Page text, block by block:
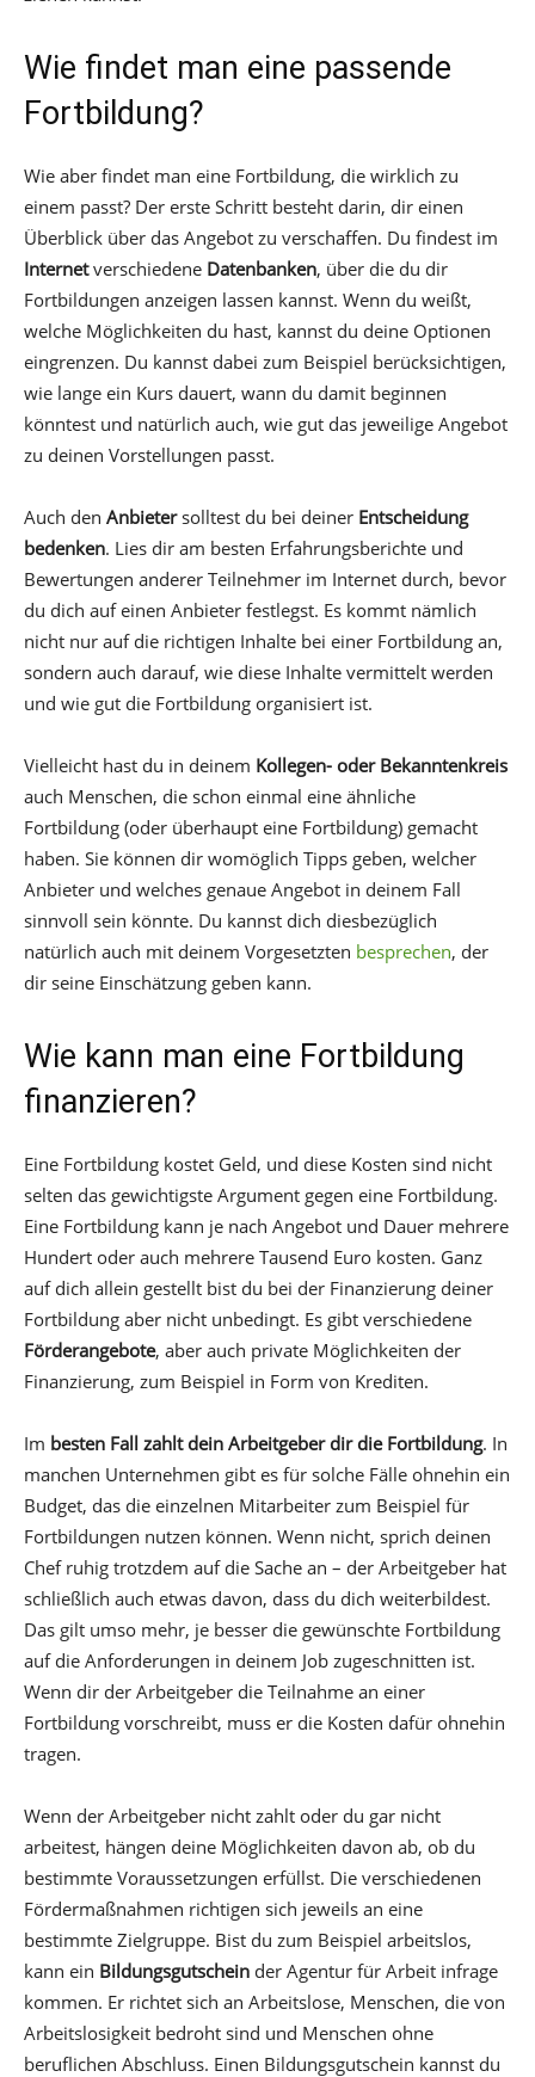
Wie findet man eine passende
Fortbildung?
Wie aber findet man eine Fortbildung, die wirklich zu
einem passt? Der erste Schritt besteht darin, dir einen
Überblick über das Angebot zu verschaffen. Du findest im
Internetverschiedene Datenbanken, über die du dir
Fortbildungen anzeigen lassen kannst. Wenn du weißt,
welche Möglichkeiten du hast, kannst du deine Optionen
eingrenzen. Du kannst dabei zum Beispiel berücksichtigen,
wie lange ein Kurs dauert, wann du damit beginnen
könntest und natürlich auch, wie gut das jeweilige Angebot
zu deinen Vorstellungen passt.
Auch den Anbietersolltest du bei deiner Entscheidung
bedenken. Lies dir am besten Erfahrungsberichte und
Bewertungen anderer Teilnehmer im Internet durch, bevor
du dich auf einen Anbieter festlegst. Es kommt nämlich
nicht nur auf die richtigen Inhalte bei einer Fortbildung an,
sondern auch darauf, wie diese Inhalte vermittelt werden
und wie gut die Fortbildung organisiert ist.
Vielleicht hast du in deinem Kollegen- oder Bekanntenkreis
auch Menschen, die schon einmal eine ähnliche
Fortbildung (oder überhaupt eine Fortbildung) gemacht
haben. Sie können dir womöglich Tipps geben, welcher
Anbieter und welches genaue Angebot in deinem Fall
sinnvoll sein könnte. Du kannst dich diesbezüglich
natürlich auch mit deinem Vorgesetzten besprechen, der
dir seine Einschätzung geben kann.
Wie kann man eine Fortbildung
finanzieren?
Eine Fortbildung kostet Geld, und diese Kosten sind nicht
selten das gewichtigste Argument gegen eine Fortbildung.
Eine Fortbildung kann je nach Angebot und Dauer mehrere
Hundert oder auch mehrere Tausend Euro kosten. Ganz
auf dich allein gestellt bist du bei der Finanzierung deiner
Fortbildung aber nicht unbedingt. Es gibt verschiedene
Förderangebote, aber auch private Möglichkeiten der
Finanzierung, zum Beispiel in Form von Krediten.
Im besten Fall zahlt dein Arbeitgeber dir die Fortbildung. In
manchen Unternehmen gibt es für solche Fälle ohnehin ein
Budget, das die einzelnen Mitarbeiter zum Beispiel für
Fortbildungen nutzen können. Wenn nicht, sprich deinen
Chef ruhig trotzdem auf die Sache an – der Arbeitgeber hat
schließlich auch etwas davon, dass du dich weiterbildest.
Das gilt umso mehr, je besser die gewünschte Fortbildung
auf die Anforderungen in deinem Job zugeschnitten ist.
Wenn dir der Arbeitgeber die Teilnahme an einer
Fortbildung vorschreibt, muss er die Kosten dafür ohnehin
tragen.
Wenn der Arbeitgeber nicht zahlt oder du gar nicht
arbeitest, hängen deine Möglichkeiten davon ab, ob du
bestimmte Voraussetzungen erfüllst. Die verschiedenen
Fördermaßnahmen richtigen sich jeweils an eine
bestimmte Zielgruppe. Bist du zum Beispiel arbeitslos,
kann ein Bildungsgutschein der Agentur für Arbeit infrage
kommen. Er richtet sich an Arbeitslose, Menschen, die von
Arbeitslosigkeit bedroht sind und Menschen ohne
beruflichen Abschluss. Einen Bildungsgutschein kannst du